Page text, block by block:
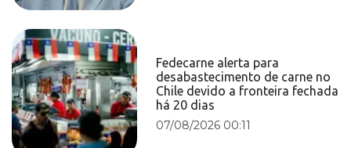
Fedecarne alerta para
desabastecimento de carne no
Chile devido a fronteira fechada
há 20 dias
07/08/2026 00:11